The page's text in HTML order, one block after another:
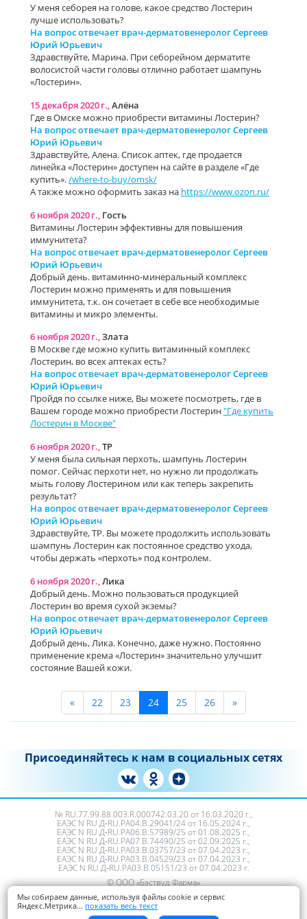
У меня себорея на голове, какое средство Лостерин
лучше использовать?
На вопрос отвечает врач-дерматовенеролог Сергеев
Юрий Юрьевич
Здравствуйте, Марина. При себорейном дерматите
волосистой части головы отлично работает шампунь
«Лостерин».
15 декабря 2020 г.,Алёна
Где в Омске можно приобрести витамины Лостерин?
На вопрос отвечает врач-дерматовенеролог Сергеев
Юрий Юрьевич
Здравствуйте, Алена. Список аптек, где продается
линейка «Лостерин» доступен на сайте в разделе «Где
купить»./where-to-buy/omsk/
А также можно оформить заказ на https://www.ozon.ru/
6 ноября 2020 г., Гость
Витамины Лостерин эффективны для повышения
иммунитета?
На вопрос отвечает врач-дерматовенеролог Сергеев
Юрий Юрьевич
Добрый день. витаминно-минеральный комплекс
Лостерин можно применять и для повышения
иммунитета, т.к. он сочетает в себе все необходимые
витамины и микро элементы.
6 ноября 2020 г.,Злата
В Москве где можно купить витаминный комплекс
Лостерин, во всех аптеках есть?
На вопрос отвечает врач-дерматовенеролог Сергеев
Юрий Юрьевич
Пройдя по ссылке ниже, Вы можете посмотреть, где в
Вашем городе можно приобрести Лостерин"Где купить
Лостерин в Москве"
6 ноября 2020 г.,ТР
У меня была сильная перхоть, шампунь Лостерин
помог. Сейчас перхоти нет, но нужно ли продолжать
мыть голову Лостерином или как теперь закрепить
результат?
На вопрос отвечает врач-дерматовенеролог Сергеев
Юрий Юрьевич
Здравствуйте, ТР. Вы можете продолжить использовать
шампунь Лостерин как постоянное средство ухода,
чтобы держать «перхоть» под контролем.
6 ноября 2020 г.,Лика
Добрый день. Можно пользоваться продукцией
Лостерин во время сухой экземы?
На вопрос отвечает врач-дерматовенеролог Сергеев
Юрий Юрьевич
Добрый день, Лика. Конечно, даже нужно. Постоянно
применение крема «Лостерин» значительно улучшит
состояние Вашей кожи.
« 22 23 24 25 26 »
Присоединяйтесь к нам в социальных сетях
№ RU.77.99.88.003.R.000742.03.20 от 16.03.2020 г.,
ЕАЭС N RU Д‑RU.PA04.B.29041/24 от 16.05.2024 г.,
ЕАЭС N RU Д‑RU.РА06.В.57989/25 от 01.08.2025 г.,
ЕАЭС N RU Д‑RU.РА07.В.74490/25 от 02.09.2025 г.,
ЕАЭС N RU Д‑RU.PA03.B.03757/23 от 07.04.2023 г.,
ЕАЭС N RU Д‑RU.PA03.B.04529/23 от 07.04.2023 г.,
ЕАЭС N RU Д‑RU.PA03.B.05151/23 от 07.04.2023 г.
© ООО «Бэствуд Фарма»
Пользовательское соглашение
Политика обработки персональных данных
Мы собираем данные, используя файлы cookie и сервис
Яндекс.Метрика... показать весь текст